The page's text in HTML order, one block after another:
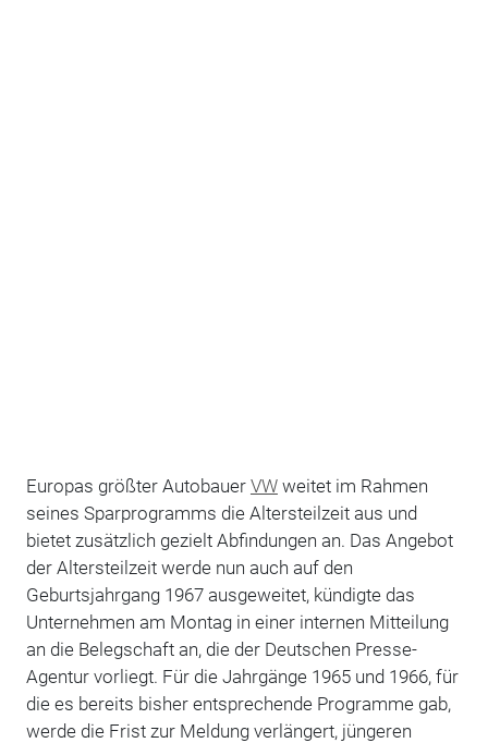
Europas größter Autobauer VWweitet im Rahmen
seines Sparprogramms die Altersteilzeit aus und
bietet zusätzlich gezielt Abfindungen an. Das Angebot
der Altersteilzeit werde nun auch auf den
Geburtsjahrgang 1967 ausgeweitet, kündigte das
Unternehmen am Montag in einer internen Mitteilung
an die Belegschaft an, die der Deutschen Presse-
Agentur vorliegt. Für die Jahrgänge 1965 und 1966, für
die es bereits bisher entsprechende Programme gab,
werde die Frist zur Meldung verlängert, jüngeren